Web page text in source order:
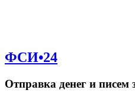
ФСИ•24
Отправка денег и